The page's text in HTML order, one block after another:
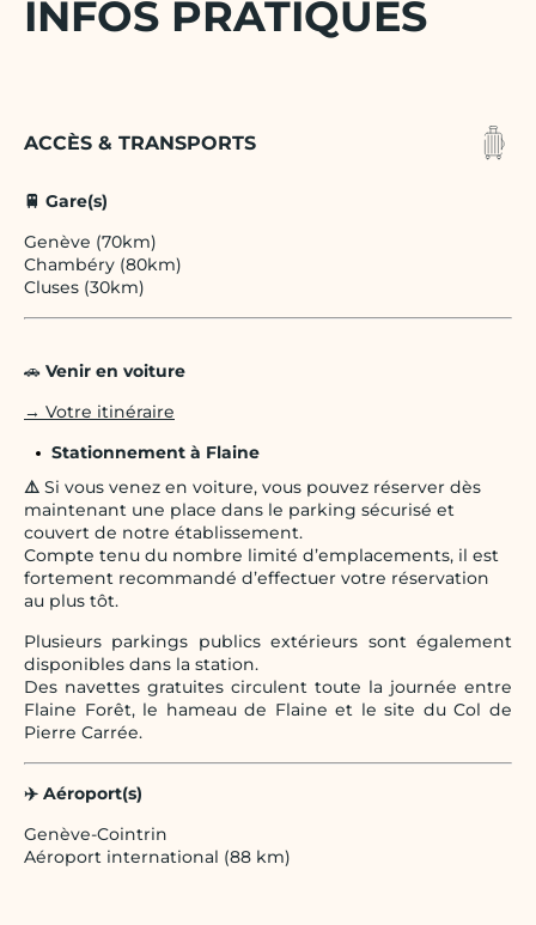
INFOS PRATIQUES
ACCÈS & TRANSPORTS
🚆 Gare(s)
Genève (70km)
Chambéry (80km)
Cluses (30km)
🚗 Venir en voiture
→ Votre itinéraire
Stationnement à Flaine
⚠️ Si vous venez en voiture, vous pouvez réserver dès
maintenant une place dans le parking sécurisé et
couvert de notre établissement.
Compte tenu du nombre limité d’emplacements, il est
fortement recommandé d’effectuer votre réservation
au plus tôt.
Plusieurs parkings publics extérieurs sont également
disponibles dans la station.
Des navettes gratuites circulent toute la journée entre
Flaine Forêt, le hameau de Flaine et le site du Col de
Pierre Carrée.
✈️ Aéroport(s)
Genève-Cointrin
Aéroport international (88 km)